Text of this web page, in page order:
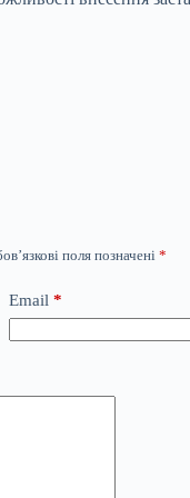
поля позначені *
Email *